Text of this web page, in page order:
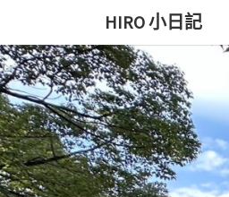
to
content
HIRO 小日記